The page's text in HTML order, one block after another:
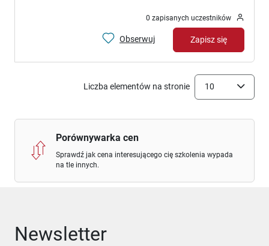
0 zapisanych uczestników
Obserwuj Zapisz się
Liczba elementów na stronie 10
Porównywarka cen
Sprawdź jak cena interesującego cię szkolenia wypada
na tle innych.
Newsletter